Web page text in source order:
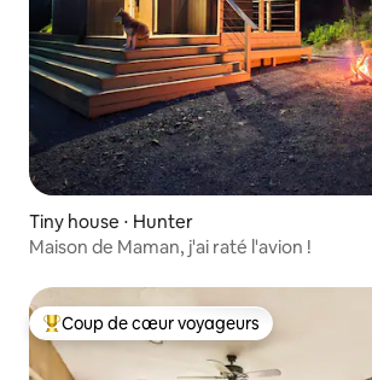
Tiny house ⋅ Hunter
Maison de Maman, j'ai raté l'avion !
Coups de cœur voyageurs les plus
Coup de cœur voyageurs